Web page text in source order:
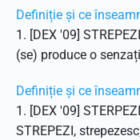
Definiție și ce
1. [DEX '09]
(se) produce o
Definiție și ce
1. [DEX '09]
STREPEZI,